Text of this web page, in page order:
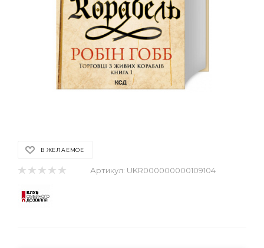
В ЖЕЛАЕМОЕ
Артикул: UKR000000000109104